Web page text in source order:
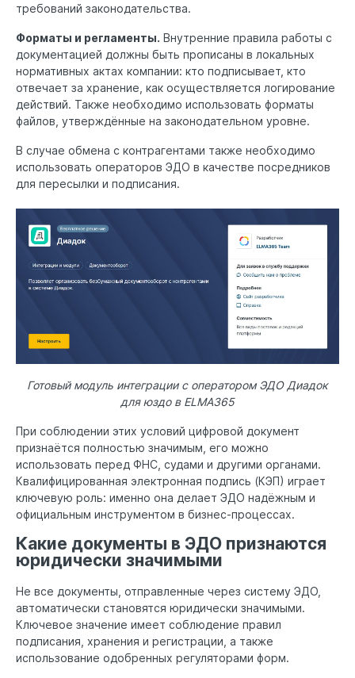
требований законодательства.
Форматы и регламенты. Внутренние правила работы с
документацией должны быть прописаны в локальных
нормативных актах компании: кто подписывает, кто
отвечает за хранение, как осуществляется логирование
действий. Также необходимо использовать форматы
файлов, утверждённые на законодательном уровне.
В случае обмена с контрагентами также необходимо
использовать операторов ЭДО в качестве посредников
для пересылки и подписания.
Готовый модуль интеграции с оператором ЭДО Диадок
для юздо в ELMA365
При соблюдении этих условий цифровой документ
признаётся полностью значимым, его можно
использовать перед ФНС, судами и другими органами.
Квалифицированная электронная подпись (КЭП) играет
ключевую роль: именно она делает ЭДО надёжным и
официальным инструментом в бизнес-процессах.
Какие документы в ЭДО признаются
юридически значимыми
Не все документы, отправленные через систему ЭДО,
автоматически становятся юридически значимыми.
Ключевое значение имеет соблюдение правил
подписания, хранения и регистрации, а также
использование одобренных регуляторами форм.